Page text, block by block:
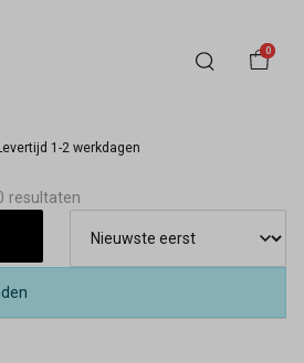
0
1-2 werkdagen
resultaten